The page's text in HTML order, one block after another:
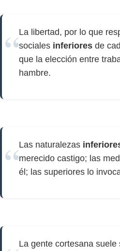
La libertad, por lo que
sociales inferiores de
que la elección entre
hambre.
Las naturalezas
merecido castigo; las
él; las superiores lo
La gente cortesana suele